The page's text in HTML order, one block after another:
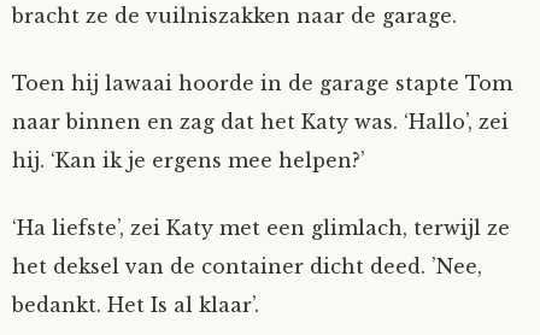
bracht ze de vuilniszakken naar de garage.
Toen hij lawaai hoorde in de garage stapte Tom
naar binnen en zag dat het Katy was. ‘Hallo’, zei
hij. ‘Kan ik je ergens mee helpen?’
‘Ha liefste’, zei Katy met een glimlach, terwijl ze
het deksel van de container dicht deed. ’Nee,
bedankt. Het Is al klaar’.